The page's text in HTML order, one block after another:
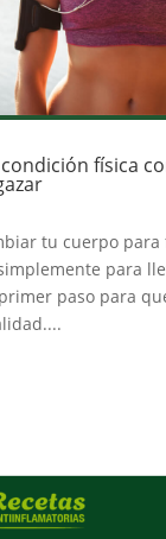
física
tu cuerpo para
para
paso para